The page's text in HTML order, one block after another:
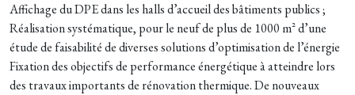
Affichage du DPE dans les halls d’accueil des bâtiments publics ;
Réalisation systématique, pour le neuf de plus de 1000 m² d’une
étude de faisabilité de diverses solutions d’optimisation de l’énergie
Fixation des objectifs de performance énergétique à atteindre lors
des travaux importants de rénovation thermique. De nouveaux